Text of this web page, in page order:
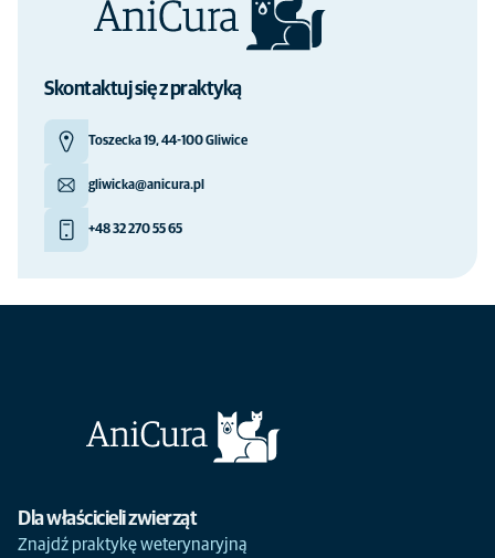
Skontaktuj się z praktyką
Toszecka 19, 44-100 Gliwice
gliwicka@anicura.pl
+48 32 270 55 65
Dla właścicieli zwierząt
Znajdź praktykę weterynaryjną